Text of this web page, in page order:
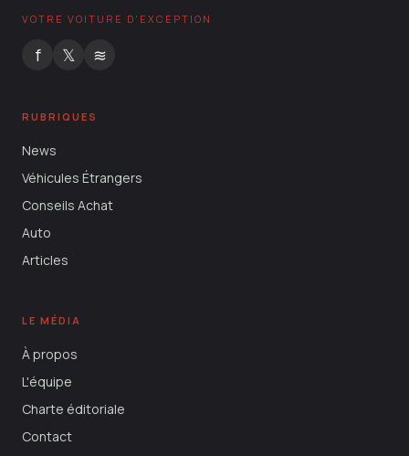
VOTRE VOITURE D'EXCEPTION
f 𝕏 ≋
RUBRIQUES
News
Véhicules Étrangers
Conseils Achat
Auto
Articles
LE MÉDIA
À propos
L'équipe
Charte éditoriale
Contact